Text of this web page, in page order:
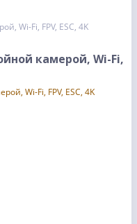
Wi-Fi, FPV, ESC, 4K
камерой, Wi-Fi,